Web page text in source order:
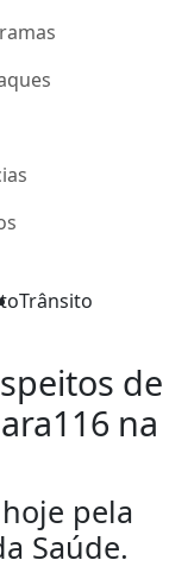
Trânsito
de
na
pela
Saúde.